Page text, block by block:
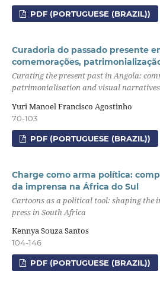
PDF (PORTUGUESE (BRAZIL))
Curadoria do passado presente
comemorações,
Curating the present past in Angola:
patrimonialisation and visual narratives
Yuri Manoel Francisco Agostinho
70-103
PDF (PORTUGUESE (BRAZIL))
Charge como arma política:
da imprensa na África do Sul
Cartoons as a political tool: shaping the
press in South Africa
Kennya Souza Santos
104-146
PDF (PORTUGUESE (BRAZIL))